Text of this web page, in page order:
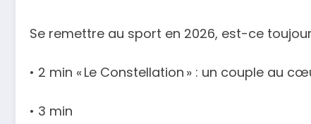
Se remettre au sport en 2026, est-ce
• 2 min « Le Constellation » : un couple au
• 3 min